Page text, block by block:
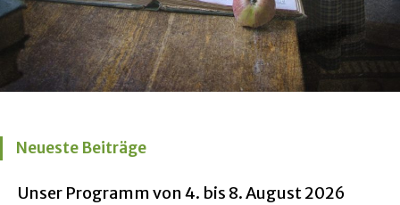
Neueste Beiträge
Unser Programm von 4. bis 8. August 2026